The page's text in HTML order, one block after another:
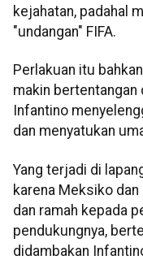
kejahatan, padahal
"undangan" FIFA.
Perlakuan itu
makin bertentangan
Infantino
dan menyatukan
Yang terjadi di
karena Meksiko
dan ramah kepada
pendukungnya,
didambakan